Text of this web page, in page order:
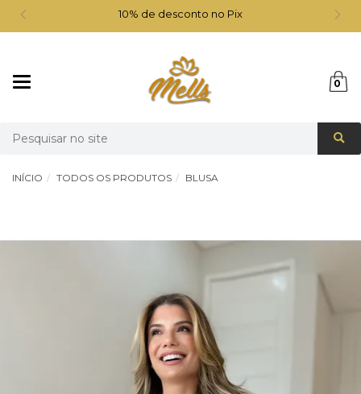
10% de desconto no Pix
0
INÍCIO TODOS OS PRODUTOS BLUSA